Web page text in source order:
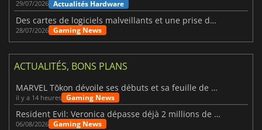
29/07/2026 Actualités Hardware
Des cartes de logiciels malveillants et une prise de contrôle de Discord ont touché Meccha Chameleon
28/07/2026 Gaming News
ACTUALITÉS, BONS PLANS
MARVEL Tōkon dévoile ses débuts et sa feuille de route
il y a 14 heures Gaming News
Resident Evil: Veronica dépasse déjà 2 millions de wishlists
06/08/2026 Gaming News